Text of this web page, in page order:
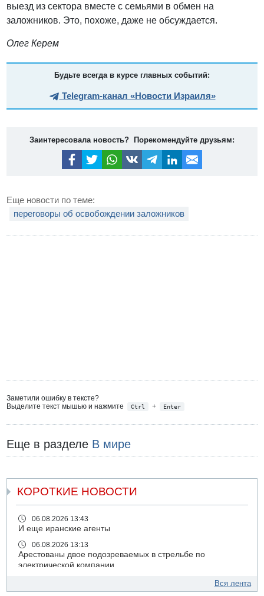
выезд из сектора вместе с семьями в обмен на
заложников. Это, похоже, даже не обсуждается.
Олег Керем
Будьте всегда в курсе главных событий:
Telegram-канал «Новости Израиля»
Заинтересовала новость? Порекомендуйте друзьям:
Еще новости по теме:
переговоры об освобождении заложников
Заметили ошибку в тексте?
Выделите текст мышью и нажмите
Ctrl + Enter
Еще в разделе В мире
КОРОТКИЕ НОВОСТИ
06.08.2026 13:43
И еще иранские агенты
06.08.2026 13:13
Арестованы двое подозреваемых в стрельбе по
электрической компании
Возле Кирьят-Арбы пожар на местности
Вся лента